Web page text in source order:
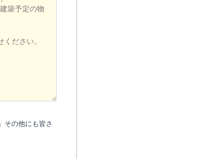
その他にも皆さ